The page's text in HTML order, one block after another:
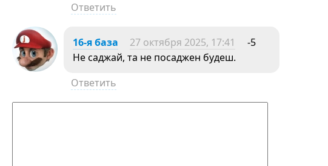
Ответить
16-я база 27 октября 2025, 17:41
-5
Не саджай, та не посаджен будеш.
Ответить